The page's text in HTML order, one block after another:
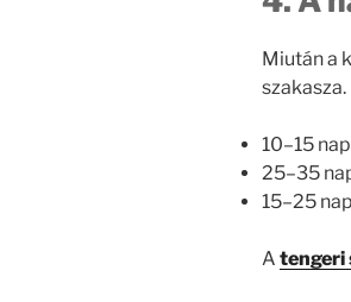
Miután a
10–15
25–35
15–25
A tengeri